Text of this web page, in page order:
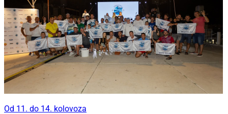
Od 11. do 14. kolovoza